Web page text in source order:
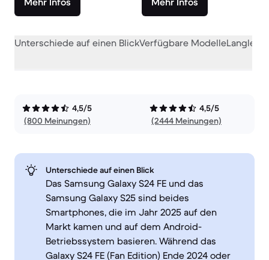
Unterschiede auf einen BlickVerfügbare Modelle
4,5/5
(800 Meinungen)
4,5/5
(2444 Meinungen)
Unterschiede auf einen Blick
Das Samsung Galaxy S24 FE und das
Samsung Galaxy S25 sind beides
Smartphones, die im Jahr 2025 auf den
Markt kamen und auf dem Android-
Betriebssystem basieren. Während das
Galaxy S24 FE (Fan Edition) Ende 2024 oder